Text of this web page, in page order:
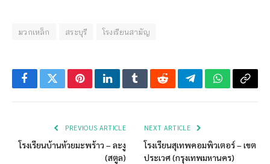
มวกเหล็ก สระบุรี โรงเรียนสามัญ
FacebookTwitterPinterestLinkedInTumblrRedditTelegramWhatsApp
Copy
PREVIOUS ARTICLE
โรงเรียนบ้านห้วยมะพร้าว – ละงู
(สตูล)
NEXT ARTICLE
โรงเรียนสุเทพคอมพิวเตอร์ – เขต
ประเวศ (กรุงเทพมหานคร)